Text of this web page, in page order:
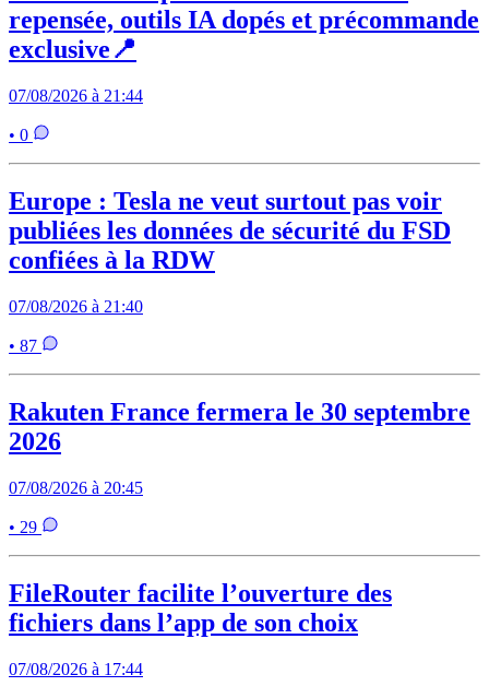
repensée, outils IA dopés et précommande
exclusive📍
07/08/2026 à 21:44
• 0
Europe : Tesla ne veut surtout pas voir
publiées les données de sécurité du FSD
confiées à la RDW
07/08/2026 à 21:40
• 87
Rakuten France fermera le 30 septembre
2026
07/08/2026 à 20:45
• 29
FileRouter facilite l’ouverture des
fichiers dans l’app de son choix
07/08/2026 à 17:44